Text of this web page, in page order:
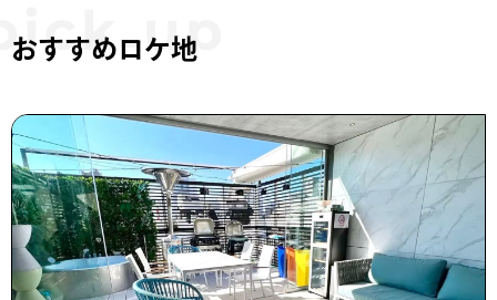
おすすめロケ地